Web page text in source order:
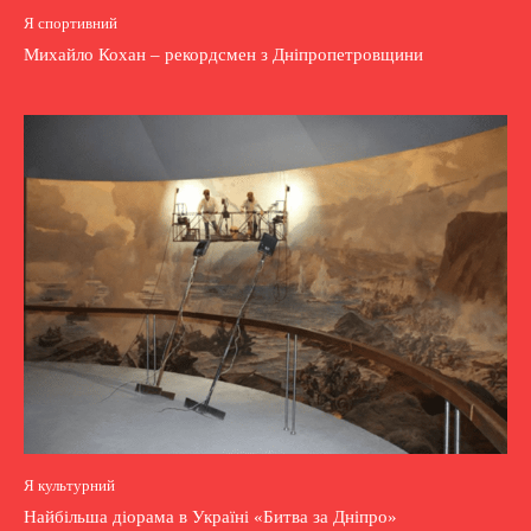
Я спортивний
Михайло Кохан – рекордсмен з Дніпропетровщини
Я культурний
Найбільша діорама в Україні «Битва за Дніпро»